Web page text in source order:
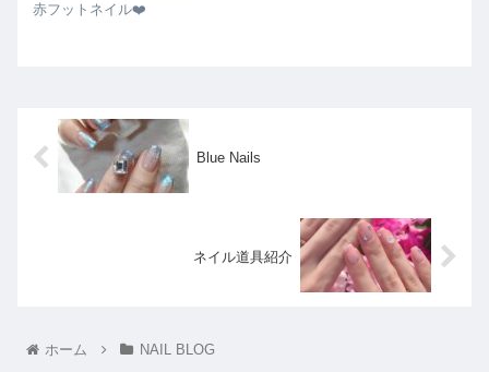
赤フットネイル❤️
Blue Nails
ネイル道具紹介
ホーム NAIL BLOG